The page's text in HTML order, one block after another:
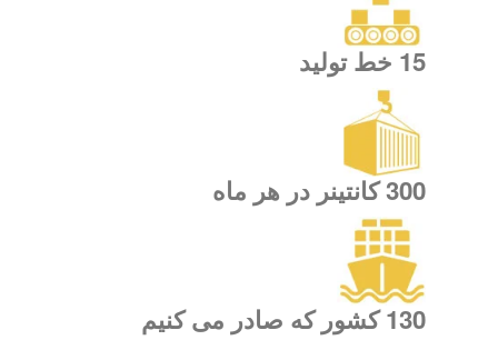
15 خط تولید
300 کانتینر در هر ماه
130 کشور که صادر می کنیم